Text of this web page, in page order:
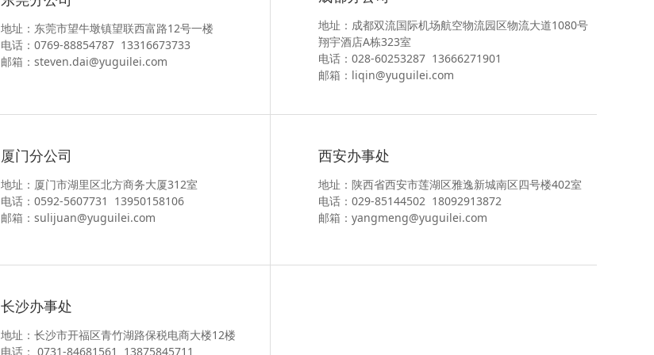
地址：东莞市望牛墩镇望联西富路12号一楼
电话：0769-88854787 13316673733
邮箱：steven.dai@yuguilei.com
厦门分公司
地址：厦门市湖里区北方商务大厦312室
电话：0592-5607731 13950158106
邮箱：sulijuan@yuguilei.com
地址：成都双流国际机场航空物流园区物流大道1080号
翔宇酒店A栋323室
电话：028-60253287 13666271901
邮箱：liqin@yuguilei.com
西安办事处
地址：陕西省西安市莲湖区雅逸新城南区四号楼402室
电话：029-85144502 18092913872
邮箱：yangmeng@yuguilei.com
长沙办事处
地址：长沙市开福区青竹湖路保税电商大楼12楼
电话： 0731-84681561 13875845711